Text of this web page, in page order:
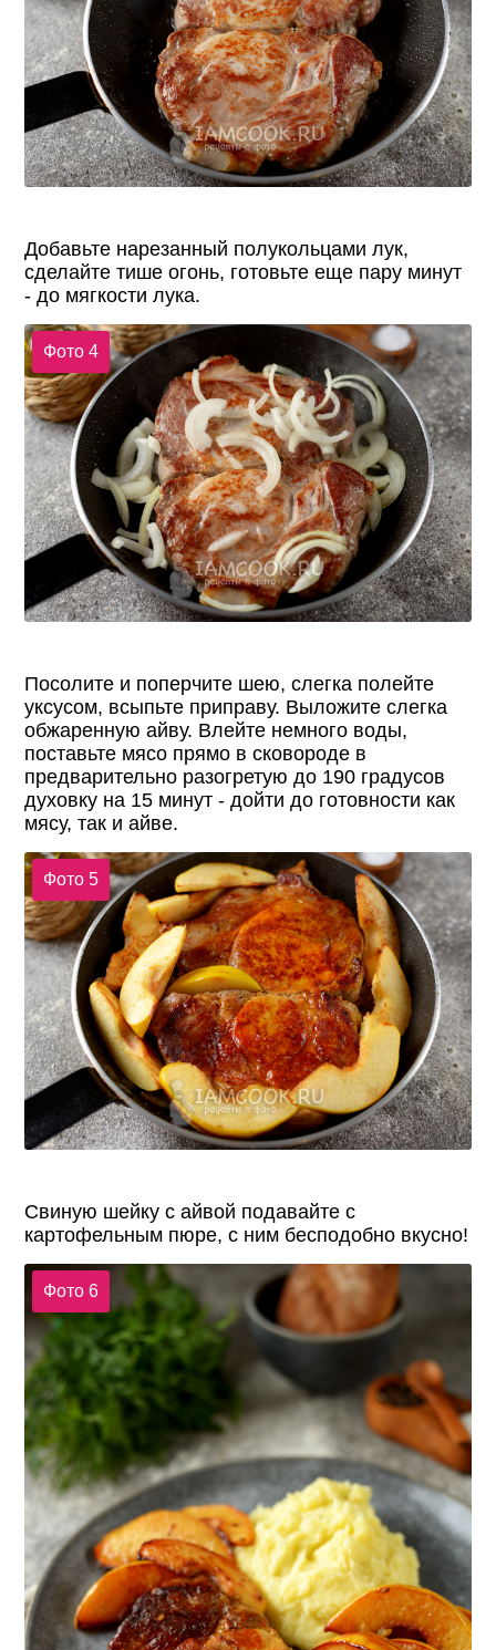
Добавьте нарезанный полукольцами лук,
сделайте тише огонь, готовьте еще пару минут
- до мягкости лука.
Фото 4
Посолите и поперчите шею, слегка полейте
уксусом, всыпьте приправу. Выложите слегка
обжаренную айву. Влейте немного воды,
поставьте мясо прямо в сковороде в
предварительно разогретую до 190 градусов
духовку на 15 минут - дойти до готовности как
мясу, так и айве.
Фото 5
Свиную шейку с айвой подавайте с
картофельным пюре, с ним бесподобно вкусно!
Фото 6